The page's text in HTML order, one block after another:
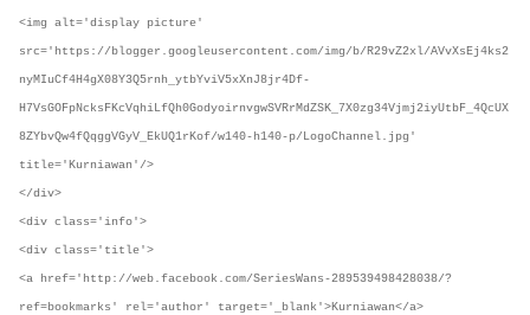
<img alt='display picture'
src='https://blogger.googleusercontent.com/img/b/R29vZ2xl/AVvXsEj4ks2
nyMIuCf4H4gX08Y3Q5rnh_ytbYviV5xXnJ8jr4Df-
H7VsGOFpNcksFKcVqhiLfQh0GodyoirnvgwSVRrMdZSK_7X0zg34Vjmj2iyUtbF_4QcUX
8ZYbvQw4fQqggVGyV_EkUQ1rKof/w140-h140-p/LogoChannel.jpg'
title='Kurniawan'/>
</div>
<div class='info'>
<div class='title'>
<a href='http://web.facebook.com/SeriesWans-289539498428038/?
ref=bookmarks' rel='author' target='_blank'>Kurniawan</a>